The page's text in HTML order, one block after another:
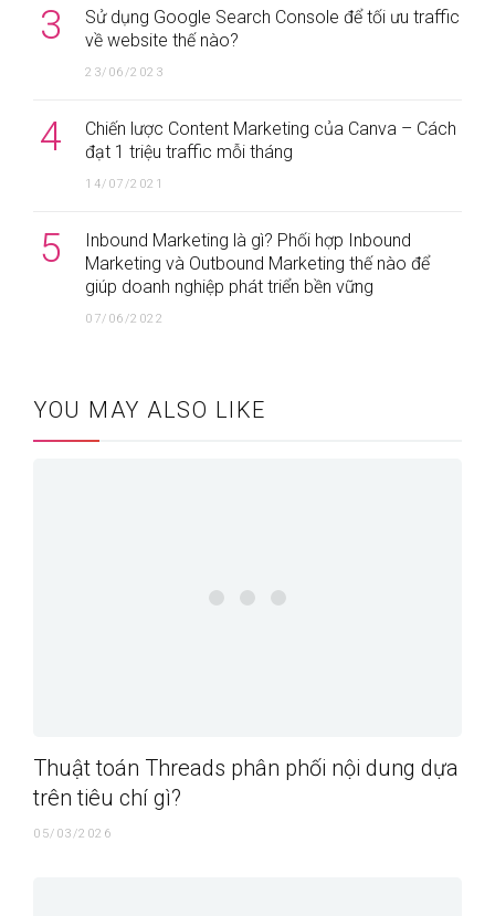
3
Sử dụng Google Search Console để tối ưu traffic
về website thế nào?
23/06/2023
4
Chiến lược Content Marketing của Canva – Cách
đạt 1 triệu traffic mỗi tháng
14/07/2021
5
Inbound Marketing là gì? Phối hợp Inbound
Marketing và Outbound Marketing thế nào để
giúp doanh nghiệp phát triển bền vững
07/06/2022
YOU MAY ALSO LIKE
Thuật toán Threads phân phối nội dung dựa
trên tiêu chí gì?
05/03/2026